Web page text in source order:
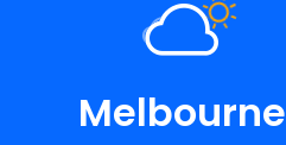
Melbourne